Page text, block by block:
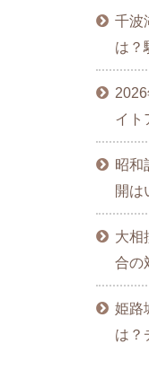
千波
は？
イト
昭和
開は
大相
合の
姫路
は？